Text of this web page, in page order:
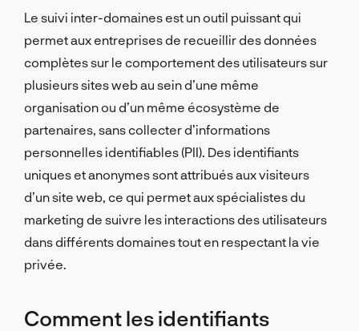
Le suivi inter-domaines est un outil puissant qui
permet aux entreprises de recueillir des données
complètes sur le comportement des utilisateurs sur
plusieurs sites web au sein d’une même
organisation ou d’un même écosystème de
partenaires, sans collecter d’informations
personnelles identifiables (PII). Des identifiants
uniques et anonymes sont attribués aux visiteurs
d’un site web, ce qui permet aux spécialistes du
marketing de suivre les interactions des utilisateurs
dans différents domaines tout en respectant la vie
privée.
Comment les identifiants